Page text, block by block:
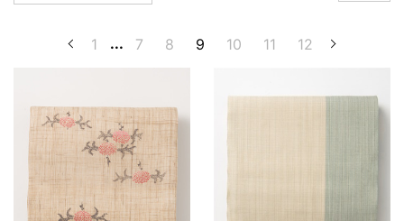
1 ... 7 8 9 10 11 12